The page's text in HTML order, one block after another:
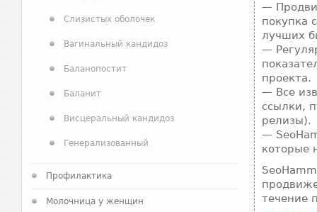
Слизистых оболочек
Вагинальный кандидоз
Баланопостит
Баланит
Висцеральный кандидоз
Генерализованный
Профилактика
Молочница у женщин
—
покупка
лучших
—
проекта.
— Все
ссылки,
релизы).
—
которые
течение